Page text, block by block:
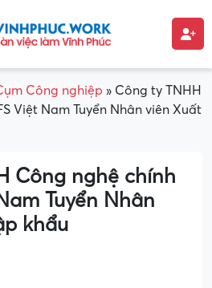
Công nghiệp » Công ty TNHH
Việt Nam Tuyển Nhân viên Xuất
Công nghệ chính
Tuyển Nhân
khẩu